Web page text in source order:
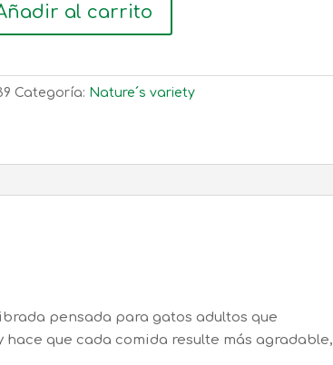
al carrito
Categoría: Nature´s variety
pensada para gatos adultos que
que cada comida resulte más agradable,